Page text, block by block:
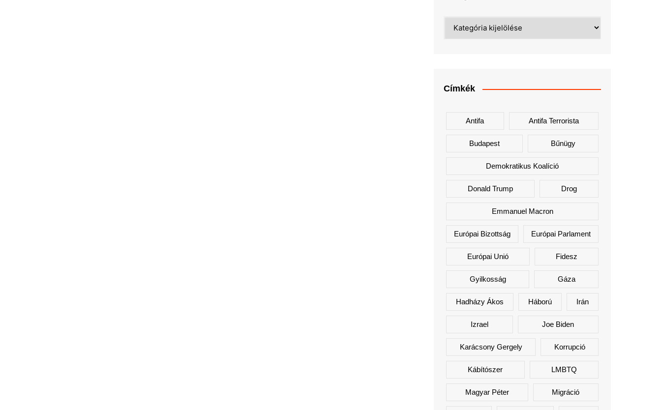
Címkék
Antifa Antifa Terrorista
Budapest Bűnügy
Demokratikus Koalíció
Donald Trump Drog
Emmanuel Macron
Európai Bizottság Európai Parlament
Európai Unió Fidesz
Gyilkosság Gáza
Hadházy Ákos Háború Irán
Izrael Joe Biden
Karácsony Gergely Korrupció
Kábítószer LMBTQ
Magyar Péter Migráció